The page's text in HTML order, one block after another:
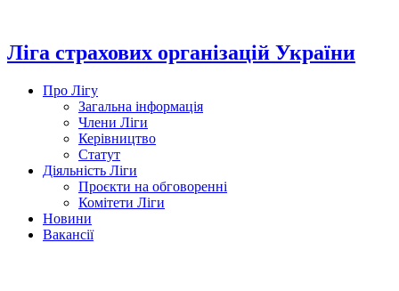
вмісту
Ліга страхових організацій України
Про Лігу
Загальна інформація
Члени Ліги
Керівництво
Статут
Діяльність Ліги
Проєкти на обговоренні
Комітети Ліги
Новини
Вакансії